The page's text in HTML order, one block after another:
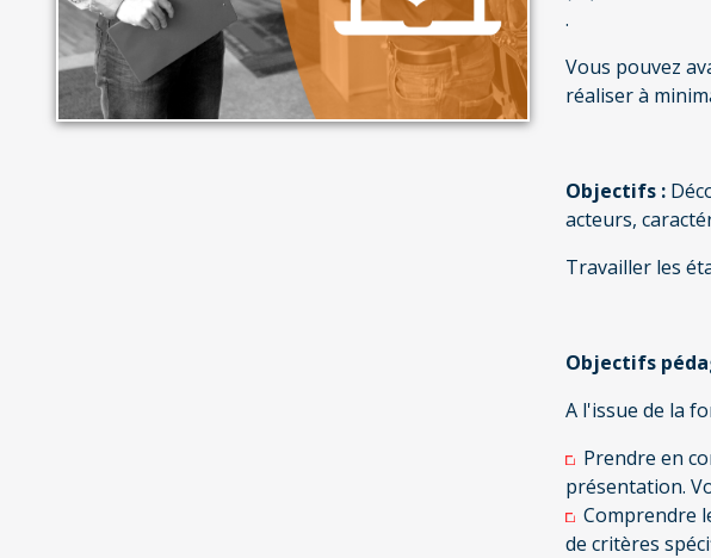
.
Vous pouvez
réaliser à
Objectifs :
acteurs,
Travailler les
Objectifs
A l'issue de la
Prendre en
présentation.
Comprendre
de critères